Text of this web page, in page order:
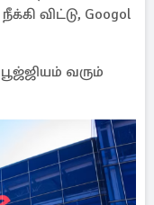
விட்டு, Googol
வரும்